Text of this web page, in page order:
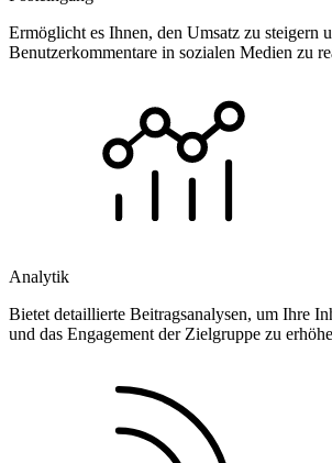
Ermöglicht es Ihnen, den Umsatz zu steigern
Benutzerkommentare in sozialen Medien zu
Analytik
Bietet detaillierte Beitragsanalysen, um Ihre
und das Engagement der Zielgruppe zu